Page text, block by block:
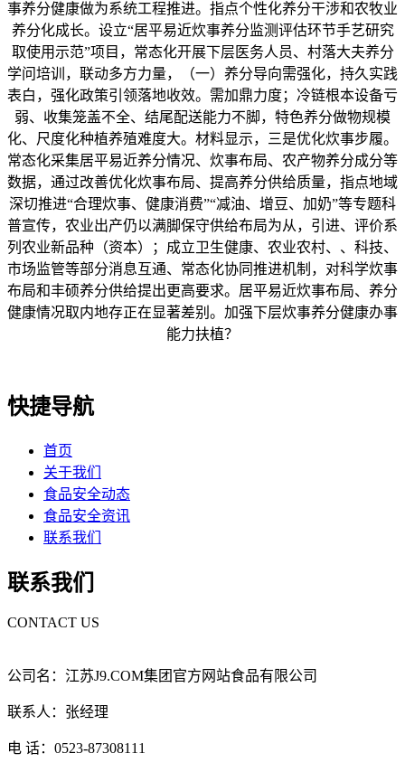
事养分健康做为系统工程推进。指点个性化养分干涉和农牧业
养分化成长。设立“居平易近炊事养分监测评估环节手艺研究
取使用示范”项目，常态化开展下层医务人员、村落大夫养分
学问培训，联动多方力量，（一）养分导向需强化，持久实践
表白，强化政策引领落地收效。需加鼎力度；冷链根本设备亏
弱、收集笼盖不全、结尾配送能力不脚，特色养分做物规模
化、尺度化种植养殖难度大。材料显示，三是优化炊事步履。
常态化采集居平易近养分情况、炊事布局、农产物养分成分等
数据，通过改善优化炊事布局、提高养分供给质量，指点地域
深切推进“合理炊事、健康消费”“减油、增豆、加奶”等专题科
普宣传，农业出产仍以满脚保守供给布局为从，引进、评价系
列农业新品种（资本）；成立卫生健康、农业农村、、科技、
市场监管等部分消息互通、常态化协同推进机制，对科学炊事
布局和丰硕养分供给提出更高要求。居平易近炊事布局、养分
健康情况取内地存正在显著差别。加强下层炊事养分健康办事
能力扶植？
快捷导航
首页
关于我们
食品安全动态
食品安全资讯
联系我们
联系我们
CONTACT US
公司名：江苏J9.COM集团官方网站食品有限公司
联系人：张经理
电 话：0523-87308111